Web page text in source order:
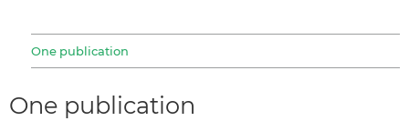
One publication
One publication